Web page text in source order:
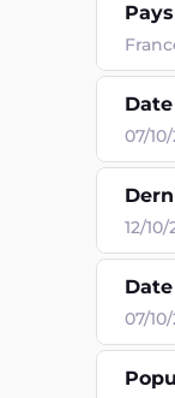
07/
12/
07/